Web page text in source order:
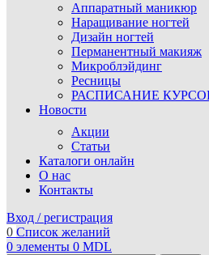
Аппаратный маникюр
Наращивание ногтей
Дизайн ногтей
Перманентный макияж
Микроблэйдинг
Ресницы
РАСПИСАНИЕ
Новости
Акции
Статьи
Каталоги онлайн
О нас
Контакты
Вход / регистрация
0 Список желаний
0 элементы 0 MDL